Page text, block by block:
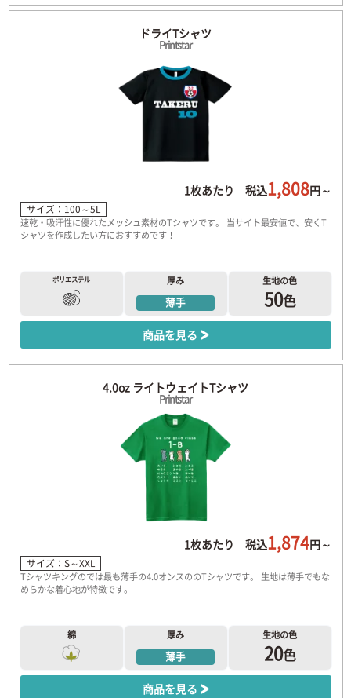
ドライTシャツ
Printstar
1枚あたり 税込1,808円～
サイズ：100～5L
速乾・吸汗性に優れたメッシュ素材のTシャツです。 当サイト最安値で、安くT
シャツを作成したい方におすすめです！
ポリエステル 厚み
薄手
生地の色
50色
商品を見る
4.0oz ライトウェイトTシャツ
Printstar
1枚あたり 税込1,874円～
サイズ：S～XXL
Tシャツキングのでは最も薄手の4.0オンスののTシャツです。 生地は薄手でもな
めらかな着心地が特徴です。
綿 厚み
薄手
生地の色
20色
商品を見る